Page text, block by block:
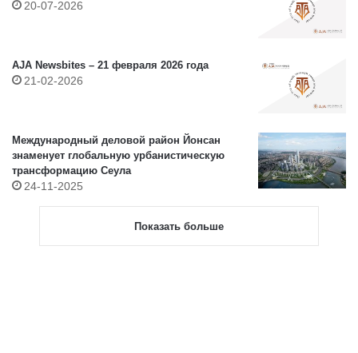
20-07-2026
AJA Newsbites – 21 февраля 2026 года
21-02-2026
Международный деловой район Йонсан
знаменует глобальную урбанистическую
трансформацию Сеула
24-11-2025
Показать больше